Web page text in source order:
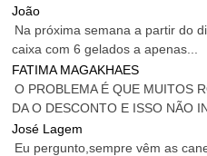
João
Na próxima semana a partir do
caixa com 6 gelados a apenas...
FATIMA MAGAKHAES
O PROBLEMA É QUE MUITOS
DA O DESCONTO E ISSO NÃO
José Lagem
Eu pergunto,sempre vêm as